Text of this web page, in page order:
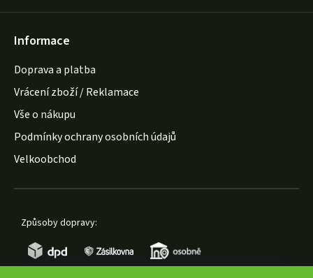
Informace
Doprava a platba
Vrácení zboží / Reklamace
Vše o nákupu
Podmínky ochrany osobních údajů
Velkoobchod
Způsoby dopravy: